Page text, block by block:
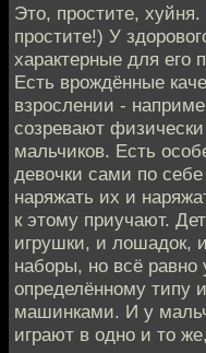
Это, простите,
простите!) У
характерные для его
Есть врождённые
взрослении -
созревают
мальчиков. Есть
девочки сами по
наряжать их и
к этому приучают.
игрушки, и лошадок,
наборы, но всё равно
определённому типу
машинками. И у
играют в одно и то